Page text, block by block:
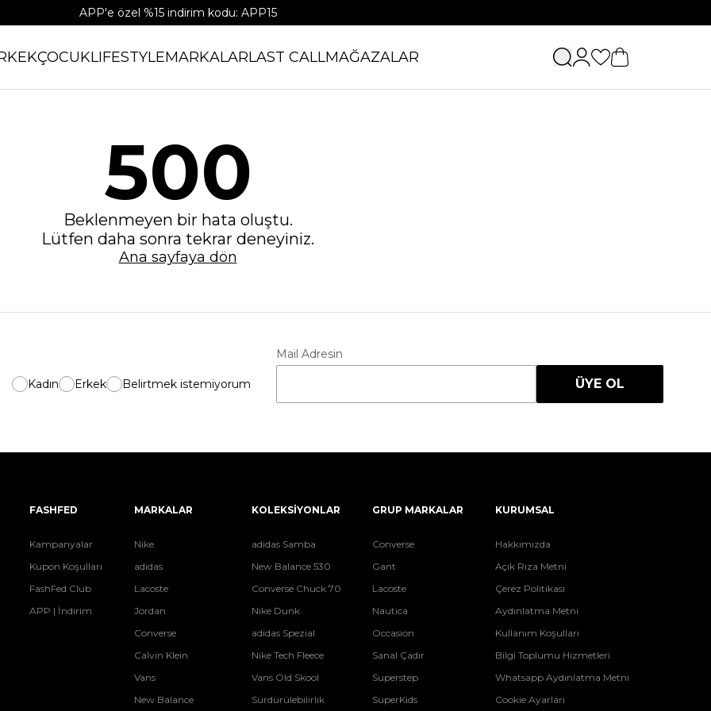
APP'e özel %15 indirim kodu: APP15
ÇOCUKLIFESTYLEMARKALARLAST CALLMAĞAZALAR
500
Beklenmeyen bir hata oluştu.
Lütfen daha sonra tekrar deneyiniz.
Ana sayfaya dön
Kadın Erkek Belirtmek istemiyorum
Mail Adresin
ÜYE OL
FASHFED
Kampanyalar
Kupon Koşulları
FashFed Club
APP | İndirim
MARKALAR
Nike
adidas
Lacoste
Jordan
Converse
Calvin Klein
Vans
New Balance
KOLEKSİYONLAR
adidas Samba
New Balance 530
Converse Chuck 70
Nike Dunk
adidas Spezial
Nike Tech Fleece
Vans Old Skool
Sürdürülebilirlik
GRUP MARKALAR
Converse
Gant
Lacoste
Nautica
Occasion
Sanal Çadır
Superstep
SuperKids
KURUMSAL
Hakkımızda
Açık Rıza Metni
Çerez Politikası
Aydınlatma Metni
Kullanım Koşulları
Bilgi Toplumu Hizmetleri
Whatsapp Aydınlatma Metni
Cookie Ayarları